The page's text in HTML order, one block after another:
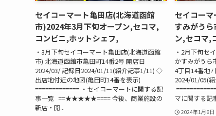
セイコーマート亀田店(北海道函館
市)2024年3月下旬オープン,セコマ,
コンビニ,ホットシェフ,
・3月下旬セイコーマート亀田店(北海道函館
市) 北海道函館市亀田町14番2号 開店日
2024/03/ 記録日2024/01/11(紹介記事1/11) ◇
出店地付近の地図(亀田町14番を表示)
============= ・セイコーマートに関する記
事一覧 ==★★★★★==== 今後、商業施設の
新店・開...
セイコー
すみがう
ン,セコマ,
・2月下旬セ
かすみがうら
4丁目14番地
2024/01/05(
マに関する
2024年1月6日